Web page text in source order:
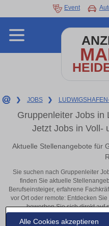
Alle Cookies akzeptieren
Event
❯ JOBS ❯
Gruppenleiter Jobs in
Jetzt Jobs in Voll-
Aktuelle Stellenangebote für
Sie suchen nach Gruppenleiter
finden Sie aktuelle
Berufseinsteiger, erfahrene
vor Ort oder remote: Entdecken
bewerben Sie sich direkt auf